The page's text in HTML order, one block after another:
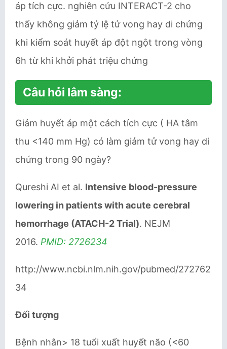
áp tích cực. nghiên cứu INTERACT-2 cho
thấy không giảm tỷ lệ tử vong hay di chứng
khi kiểm soát huyết áp đột ngột trong vòng
6h từ khi khởi phát triệu chứng
Câu hỏi lâm sàng:
Giảm huyết áp một cách tích cực ( HA tâm
thu <140 mm Hg) có làm giảm tử vong hay di
chứng trong 90 ngày?
Qureshi AI et al. Intensive blood-pressure
lowering in patients with acute cerebral
hemorrhage (ATACH-2 Trial). NEJM
2016. PMID: 2726234
http://www.ncbi.nlm.nih.gov/pubmed/272762
34
Đối tượng
Bệnh nhân> 18 tuổi xuất huyết não (<60